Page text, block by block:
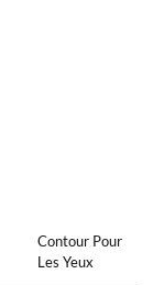
Contour Pour
Les Yeux